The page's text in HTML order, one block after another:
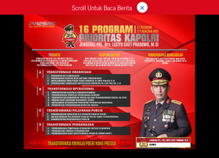
ke
Scroll Untuk Baca Berita ×